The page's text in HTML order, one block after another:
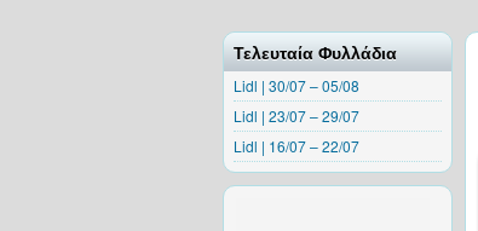
Τελευταία Φυλλάδια
Lidl | 30/07 – 05/08
Lidl | 23/07 – 29/07
Lidl | 16/07 – 22/07